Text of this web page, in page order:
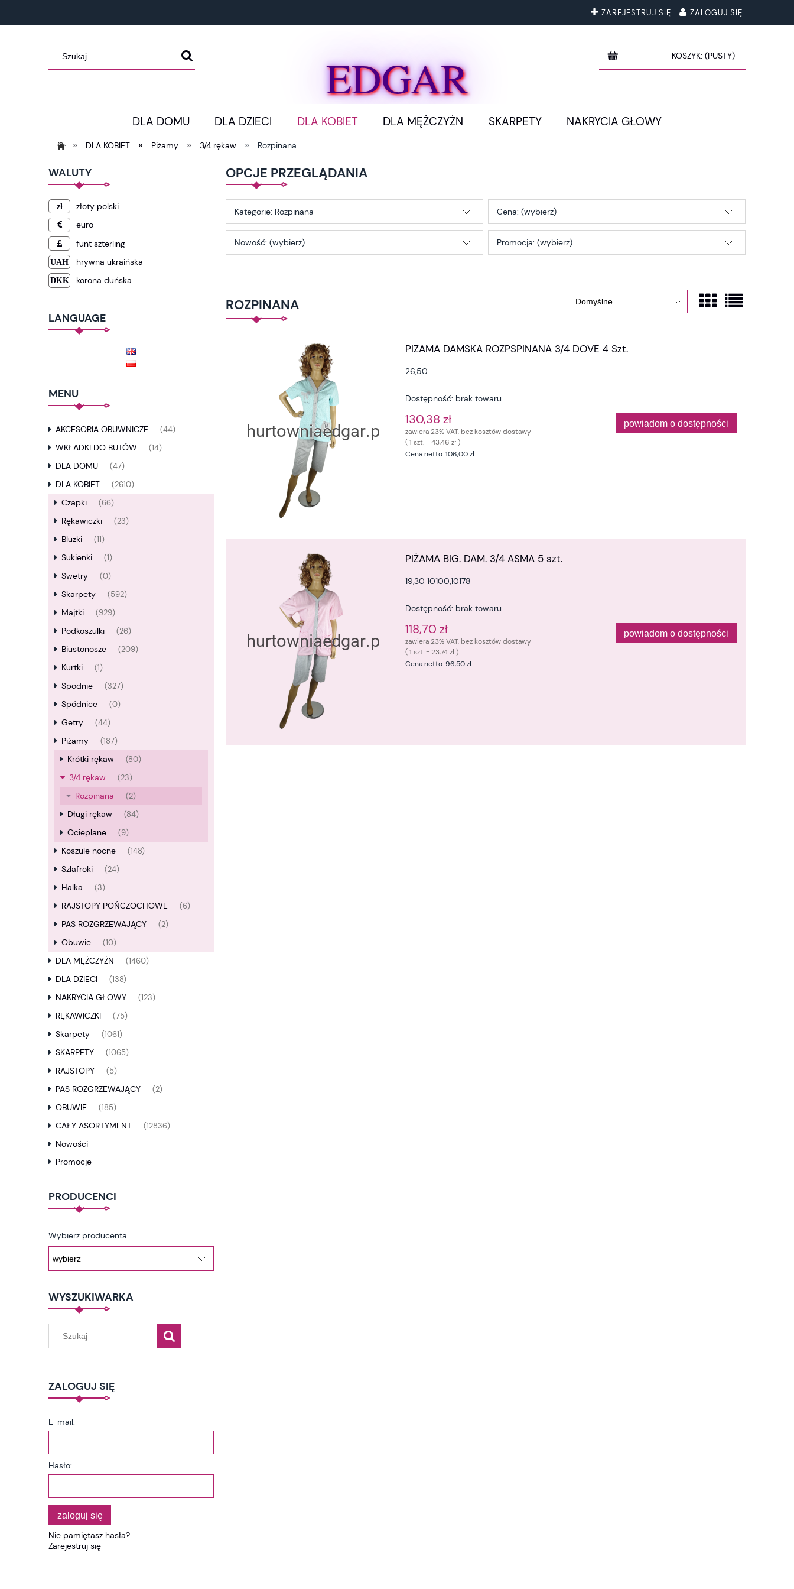
ZAREJESTRUJ SIĘ ZALOGUJ SIĘ
EDGAR KOSZYK: (PUSTY)
DLA DOMU DLA DZIECI DLA KOBIET DLA MĘŻCZYŻN SKARPETY NAKRYCIA GŁOWY
» DLA KOBIET » Piżamy » 3/4 rękaw » Rozpinana
WALUTY
złoty polski
euro
funt szterling
hrywna ukraińska
korona duńska
LANGUAGE
MENU
AKCESORIA OBUWNICZE (44)
WKŁADKI DO BUTÓW (14)
DLA DOMU (47)
DLA KOBIET (2610)
Czapki (66)
Rękawiczki (23)
Bluzki (11)
Sukienki (1)
Swetry (0)
Skarpety (592)
Majtki (929)
Podkoszulki (26)
Biustonosze (209)
Kurtki (1)
Spodnie (327)
Spódnice (0)
Getry (44)
Piżamy (187)
Krótki rękaw (80)
3/4 rękaw (23)
Rozpinana (2)
Długi rękaw (84)
Ocieplane (9)
Koszule nocne (148)
Szlafroki (24)
Halka (3)
RAJSTOPY POŃCZOCHOWE (6)
PAS ROZGRZEWAJĄCY (2)
Obuwie (10)
DLA MĘŻCZYŻN (1460)
DLA DZIECI (138)
NAKRYCIA GŁOWY (123)
RĘKAWICZKI (75)
Skarpety (1061)
SKARPETY (1065)
RAJSTOPY (5)
PAS ROZGRZEWAJĄCY (2)
OBUWIE (185)
CAŁY ASORTYMENT (12836)
Nowości
Promocje
PRODUCENCI
Wybierz producenta
WYSZUKIWARKA
ZALOGUJ SIĘ
E-mail:
Hasło:
zaloguj się
Nie pamiętasz hasła?
Zarejestruj się
OPCJE PRZEGLĄDANIA
Kategorie: Rozpinana Cena: (wybierz)
Nowość: (wybierz) Promocja: (wybierz)
ROZPINANA
PIZAMA DAMSKA ROZPSPINANA 3/4 DOVE 4 Szt.
26,50
Dostępność: brak towaru
130,38 zł
zawiera 23% VAT, bez kosztów dostawy
( 1 szt. = 43,46 zł )
Cena netto:106,00 zł
powiadom o dostępności
PIŻAMA BIG. DAM. 3/4 ASMA 5 szt.
19,30 10100,10178
Dostępność: brak towaru
118,70 zł
zawiera 23% VAT, bez kosztów dostawy
( 1 szt. = 23,74 zł )
Cena netto:96,50 zł
powiadom o dostępności